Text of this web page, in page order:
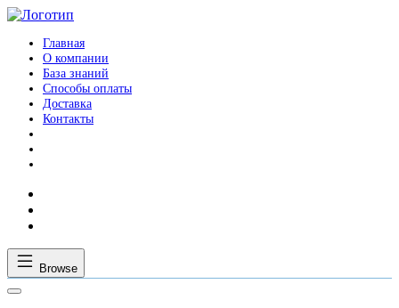
Главная
О компании
База знаний
Способы оплаты
Доставка
Контакты
Browse